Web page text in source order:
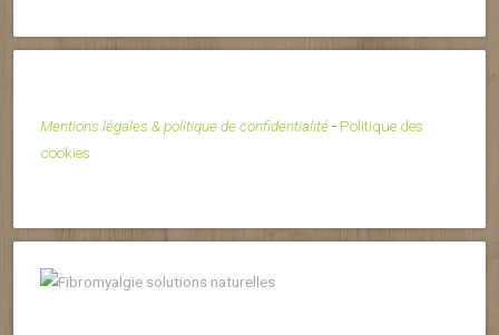
Mentions légales & politique de confidentialité- Politique des
cookies